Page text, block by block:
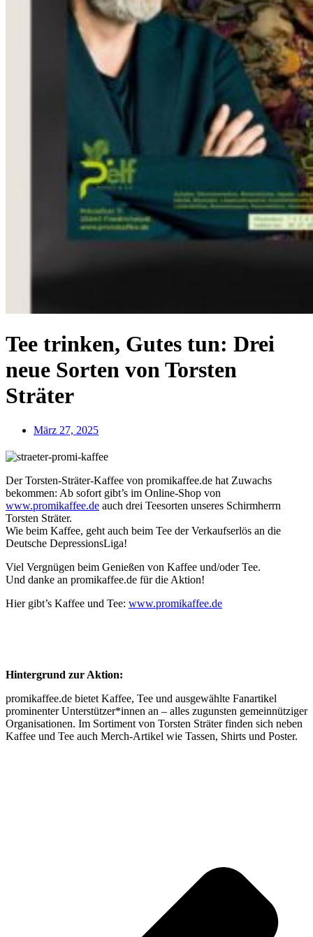
Tee trinken, Gutes tun: Drei
neue Sorten von Torsten
Sträter
März 27, 2025
Der Torsten-Sträter-Kaffee von promikaffee.de hat Zuwachs
bekommen: Ab sofort gibt’s im Online-Shop von
www.promikaffee.de auch drei Teesorten unseres Schirmherrn
Torsten Sträter.
Wie beim Kaffee, geht auch beim Tee der Verkaufserlös an die
Deutsche DepressionsLiga!
Viel Vergnügen beim Genießen von Kaffee und/oder Tee.
Und danke an promikaffee.de für die Aktion!
Hier gibt’s Kaffee und Tee: www.promikaffee.de
Hintergrund zur Aktion:
promikaffee.de bietet Kaffee, Tee und ausgewählte Fanartikel
prominenter Unterstützer*innen an – alles zugunsten gemeinnütziger
Organisationen. Im Sortiment von Torsten Sträter finden sich neben
Kaffee und Tee auch Merch-Artikel wie Tassen, Shirts und Poster.